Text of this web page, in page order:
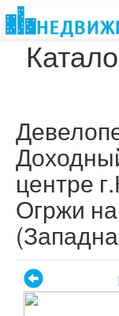
центре
Огржи